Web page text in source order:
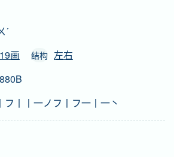
ˊ
19画 结构 左右
880B
フ丨丨一ノフ丨フ一丨一丶